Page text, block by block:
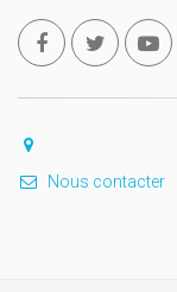
Nous contacter